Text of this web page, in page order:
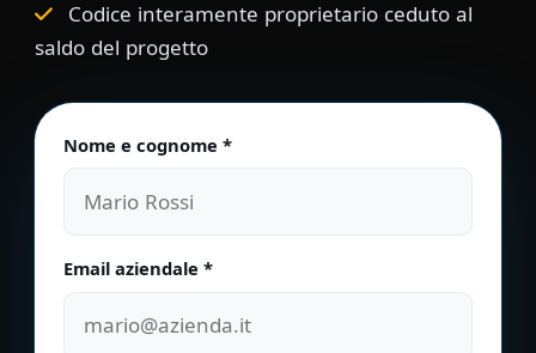
Codice interamente proprietario ceduto al
saldo del progetto
Non compilare questo campo
Nome e cognome *
Email aziendale *